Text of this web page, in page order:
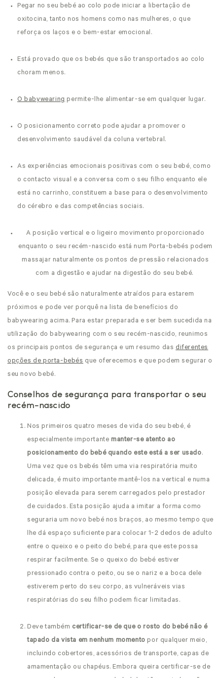
Pegar no seu bebé ao colo pode iniciar a libertação de
oxitocina, tanto nos homens como nas mulheres, o que
reforça os laços e o bem-estar emocional.
Está provado que os bebés que são transportados ao colo
choram menos.
O babywearingpermite-lhe alimentar-se em qualquer lugar.
O posicionamento correto pode ajudar a promover o
desenvolvimento saudável da coluna vertebral.
As experiências emocionais positivas com o seu bebé, como
o contacto visual e a conversa com o seu filho enquanto ele
está no carrinho, constituem a base para o desenvolvimento
do cérebro e das competências sociais.
A posição vertical e o ligeiro movimento proporcionado
enquanto o seu recém-nascido está num Porta-bebés podem
massajar naturalmente os pontos de pressão relacionados
com a digestão e ajudar na digestão do seu bebé.
Você e o seu bebé são naturalmente atraídos para estarem
próximos e pode ver porquê na lista de benefícios do
babywearing acima. Para estar preparada e ser bem sucedida na
utilização do babywearing com o seu recém-nascido, reunimos
os principais pontos de segurança e um resumo dasdiferentes
opções de porta-bebésque oferecemos e que podem segurar o
seu novo bebé.
Conselhos de segurança para transportar o seu
recém-nascido
Nos primeiros quatro meses de vida do seu bebé, é
especialmente importante manter-se atento ao
posicionamento do bebé quando este está a ser usado.
Uma vez que os bebés têm uma via respiratória muito
delicada, é muito importante mantê-los na vertical e numa
posição elevada para serem carregados pelo prestador
de cuidados. Esta posição ajuda a imitar a forma como
seguraria um novo bebé nos braços, ao mesmo tempo que
lhe dá espaço suficiente para colocar 1-2 dedos de adulto
entre o queixo e o peito do bebé, para que este possa
respirar facilmente. Se o queixo do bebé estiver
pressionado contra o peito, ou se o nariz e a boca dele
estiverem perto do seu corpo, as vulneráveis vias
respiratórias do seu filho podem ficar limitadas.
Deve também certificar-se de que o rosto do bebé não é
tapado da vista em nenhum momento por qualquer meio,
incluindo cobertores, acessórios de transporte, capas de
amamentação ou chapéus. Embora queira certificar-se de